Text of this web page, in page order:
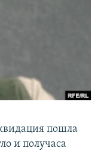
пошла
и получаса